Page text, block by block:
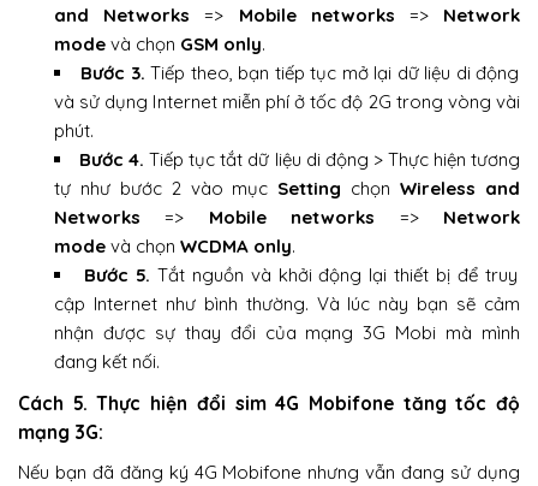
and Networks => Mobile networks =>Network
mode và chọn GSM only.
Bước 3.Tiếp theo, bạn tiếp tục mở lại dữ liệu di động
và sử dụng Internet miễn phí ở tốc độ 2G trong vòng vài
phút.
Bước 4.Tiếp tục tắt dữ liệu di động > Thực hiện tương
tự như bước 2 vào mục Setting chọnWireless and
Networks => Mobile networks =>Network
mode và chọn WCDMA only.
Bước 5. Tắt nguồn và khởi động lại thiết bị để truy
cập Internet như bình thường. Và lúc này bạn sẽ cảm
nhận được sự thay đổi của mạng 3G Mobi mà mình
đang kết nối.
Cách 5. Thực hiện đổi sim 4G Mobifone tăng tốc độ
mạng 3G:
Nếu bạn đã đăng ký 4G Mobifone nhưng vẫn đang sử dụng